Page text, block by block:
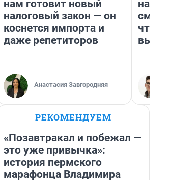
нам готовит новый
налоговый закон — он
коснется импорта и
даже репетиторов
Анастасия Завгородняя
РЕКОМЕНДУЕМ
«Позавтракал и побежал —
это уже привычка»:
история пермского
марафонца Владимира